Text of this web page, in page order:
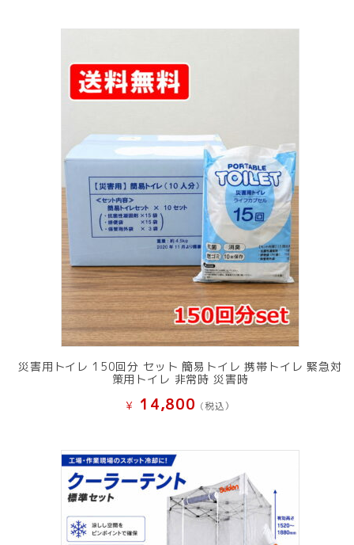
災害用トイレ 150回分 セット 簡易トイレ 携帯トイレ 緊急対
策用トイレ 非常時 災害時
¥ 14,800 (税込）